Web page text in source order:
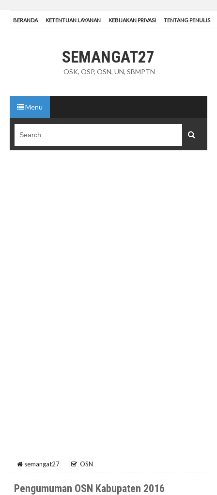
BERANDA KETENTUAN LAYANAN KEBIJAKAN PRIVASI TENTANG PENULIS
SEMANGAT27
-------OSK, OSP, OSN, UN, SBMPTN-------
Menu
semangat27 OSN
Pengumuman OSN Kabupaten 2016